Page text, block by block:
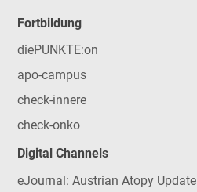
Fortbildung
diePUNKTE:on
apo-campus
check-innere
check-onko
Digital Channels
eJournal: Austrian Atopy Update